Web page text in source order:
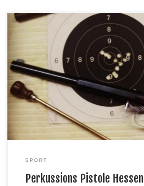
Den letzten Wettkampf dieser Runde gegen
eigenem Stand gewannen die Reinheimer mit
Vorsprung. Sie liegen weiterhin auf dem 2.
Wettkampf endete 408:388 für Reinheim.
schossen Wieland Schenkewitz 133 Ringe
Winfried Oehlke 134 Ringe Außerhalb der
SPORT
Perkussions Pistole